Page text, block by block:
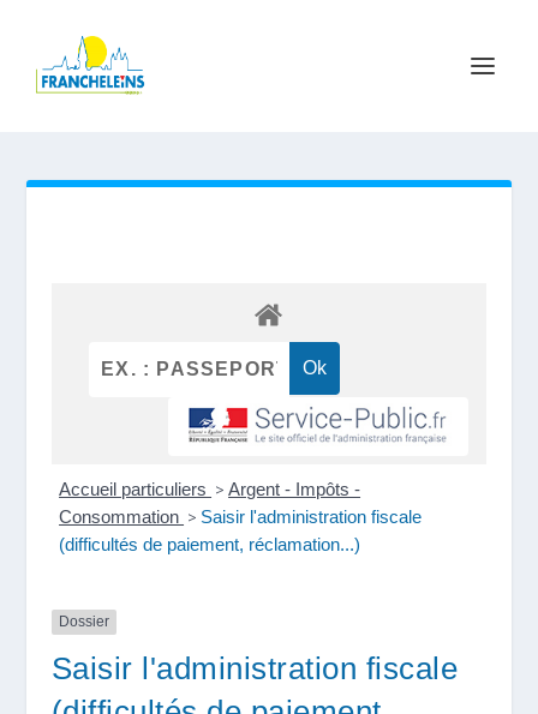
Accueil particuliers > Argent - Impôts -
Consommation > Saisir l'administration fiscale
(difficultés de paiement, réclamation...)
Dossier
Saisir l'administration fiscale